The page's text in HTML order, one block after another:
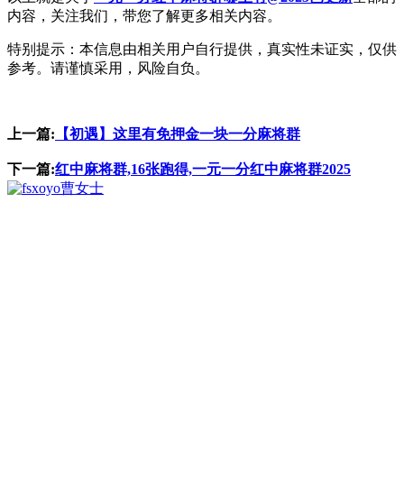
内容，关注我们，带您了解更多相关内容。
特别提示：本信息由相关用户自行提供，真实性未证实，仅供
参考。请谨慎采用，风险自负。
上一篇: 【初遇】这里有免押金一块一分麻将群
下一篇:红中麻将群,16张跑得,一元一分红中麻将群2025
曹女士